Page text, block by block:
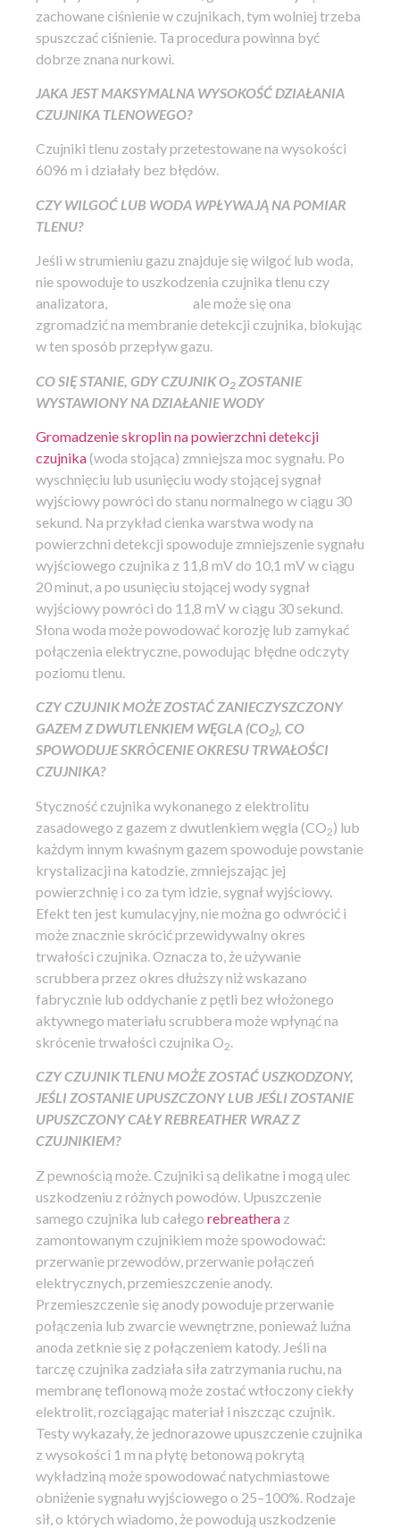
zachowane ciśnienie w czujnikach, tym wolniej trzeba
spuszczać ciśnienie. Ta procedura powinna być
dobrze znana nurkowi.
JAKA JEST MAKSYMALNA WYSOKOŚĆ DZIAŁANIA
CZUJNIKA TLENOWEGO?
Czujniki tlenu zostały przetestowane na wysokości
6096 m i działały bez błędów.
CZY WILGOĆ LUB WODA WPŁYWAJĄ NA POMIAR
TLENU?
Jeśli w strumieniu gazu znajduje się wilgoć lub woda,
nie spowoduje to uszkodzenia czujnika tlenu czy
analizatora,
ale może się ona
zgromadzić na membranie detekcji czujnika, blokując
w ten sposób przepływ gazu.
CO SIĘ STANIE, GDY CZUJNIK O2 ZOSTANIE
WYSTAWIONY NA DZIAŁANIE WODY
Gromadzenie skroplin na powierzchni detekcji
czujnika(woda stojąca) zmniejsza moc sygnału. Po
wyschnięciu lub usunięciu wody stojącej sygnał
wyjściowy powróci do stanu normalnego w ciągu 30
sekund. Na przykład cienka warstwa wody na
powierzchni detekcji spowoduje zmniejszenie sygnału
wyjściowego czujnika z 11,8 mV do 10,1 mV w ciągu
20 minut, a po usunięciu stojącej wody sygnał
wyjściowy powróci do 11,8 mV w ciągu 30 sekund.
Słona woda może powodować korozję lub zamykać
połączenia elektryczne, powodując błędne odczyty
poziomu tlenu.
CZY CZUJNIK MOŻE ZOSTAĆ ZANIECZYSZCZONY
GAZEM Z DWUTLENKIEM WĘGLA (CO2), CO
SPOWODUJE SKRÓCENIE OKRESU TRWAŁOŚCI
CZUJNIKA?
Styczność czujnika wykonanego z elektrolitu
zasadowego z gazem z dwutlenkiem węgla (CO2) lub
każdym innym kwaśnym gazem spowoduje powstanie
krystalizacji na katodzie, zmniejszając jej
powierzchnię i co za tym idzie, sygnał wyjściowy.
Efekt ten jest kumulacyjny, nie można go odwrócić i
może znacznie skrócić przewidywalny okres
trwałości czujnika. Oznacza to, że używanie
scrubbera przez okres dłuższy niż wskazano
fabrycznie lub oddychanie z pętli bez włożonego
aktywnego materiału scrubbera może wpłynąć na
skrócenie trwałości czujnika O2.
CZY CZUJNIK TLENU MOŻE ZOSTAĆ USZKODZONY,
JEŚLI ZOSTANIE UPUSZCZONY LUB JEŚLI ZOSTANIE
UPUSZCZONY CAŁY REBREATHER WRAZ Z
CZUJNIKIEM?
Z pewnością może. Czujniki są delikatne i mogą ulec
uszkodzeniu z różnych powodów. Upuszczenie
samego czujnika lub całego rebreathera z
zamontowanym czujnikiem może spowodować:
przerwanie przewodów, przerwanie połączeń
elektrycznych, przemieszczenie anody.
Przemieszczenie się anody powoduje przerwanie
połączenia lub zwarcie wewnętrzne, ponieważ luźna
anoda zetknie się z połączeniem katody. Jeśli na
tarczę czujnika zadziała siła zatrzymania ruchu, na
membranę teflonową może zostać wtłoczony ciekły
elektrolit, rozciągając materiał i niszcząc czujnik.
Testy wykazały, że jednorazowe upuszczenie czujnika
z wysokości 1 m na płytę betonową pokrytą
wykładziną może spowodować natychmiastowe
obniżenie sygnału wyjściowego o 25–100%. Rodzaje
sił, o których wiadomo, że powodują uszkodzenie